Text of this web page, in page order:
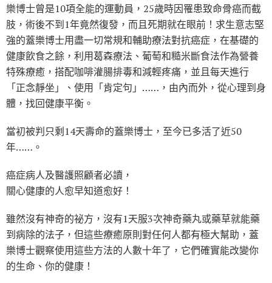
樂博士曾是10項全能的運動員，25歲時因罹患致命骨癌而截
肢，術後不到1年竟然復發，而且死期就在眼前！求生意志堅
強的蓋樂博士用盡一切常規和輔助療法對抗癌症，在基礎的
健康飲食之餘，利用葛森療法、葡萄和糙米斷食法作為營養
特殊療癒，搭配咖啡灌腸排毒和減輕疼痛，並且每天進行
「正念靜坐」、使用「肯定句」……，由內而外，從心理到身
體，找回健康平衡。
當初被判只剩14天壽命的蓋樂博士，至今已多活了近50
年……。
癌症病人及醫護照顧者必讀，
關心健康的人愈早知道愈好！
雖然沒有神奇的祕方，沒有1天服3次神奇藥丸或藥草就能藥
到病除的法子，但這些療癒原則對任何人都有極大幫助，蓋
樂博士觀察使用這些方法的人數十年了，它們確實能改變你
的生命、你的健康！